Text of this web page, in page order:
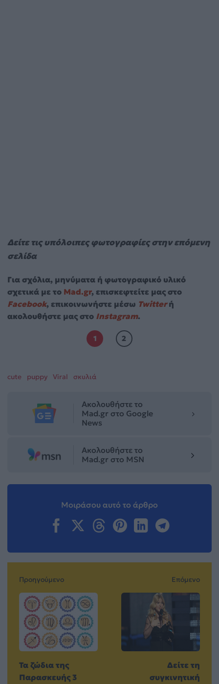
Δείτε τις υπόλοιπες φωτογραφίες στην επόμενη
σελίδα
Για σχόλια, μηνύματα ή φωτογραφικό υλικό
σχετικά με το Mad.gr, επισκεφτείτε μας στο
Facebook, επικοινωνήστε μέσω Twitterή
ακολουθήστε μας στο Instagram.
1 2
cute puppy Viral σκυλιά
Ακολουθήστε το
Mad.gr στο Google
News
Ακολουθήστε το
Mad.gr στο MSN
Μοιράσου αυτό το άρθρο
Προηγούμενο
Τα ζώδια της
Παρασκευής 3
Επόμενο
Δείτε τη
συγκινητική